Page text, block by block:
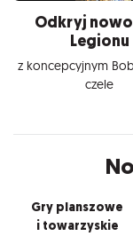
Odkryj
Legionu
z koncepcyjnym
czele
Gry planszowe
i towarzyskie